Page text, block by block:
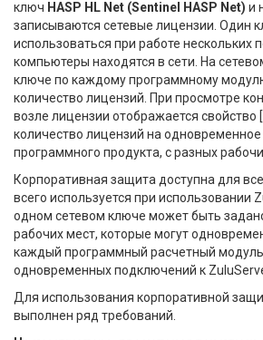
ключ HASP HL Net (Sentinel HASP Net) и
записываются сетевые лицензии. Один
использоваться при работе нескольких
компьютеры находятся в сети. На
ключе по каждому программному
количество лицензий. При просмотре
возле лицензии отображается свойство
количество лицензий на
программного продукта, c разных
Корпоративная защита доступна для
всего используется при использовании
одном сетевом ключе может быть
рабочих мест, которые могут
каждый программный расчетный
одновременных подключений к
Для использования корпоративной
выполнен ряд требований.